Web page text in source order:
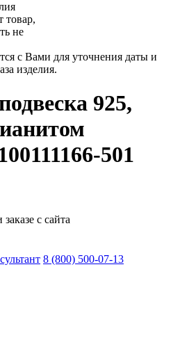
товар,
не
с Вами для уточнения даты и
изделия.
925,
501
с сайта
8 (800) 500-07-13